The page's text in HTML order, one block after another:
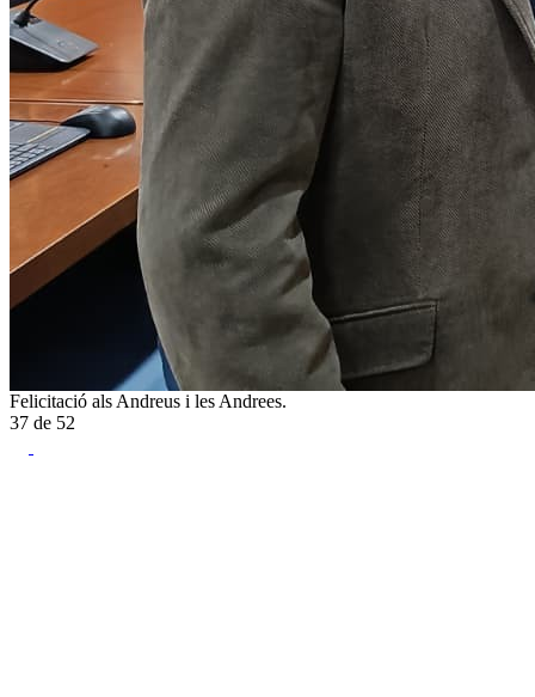
Felicitació als Andreus i les Andrees.
37 de 52